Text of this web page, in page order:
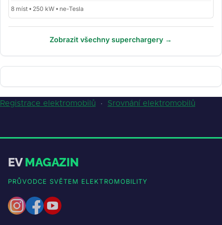
8 míst • 250 kW • ne-Tesla
Zobrazit všechny superchargery →
Registrace elektromobilů · Srovnání elektromobilů
EVMAGAZIN
PRŮVODCE SVĚTEM ELEKTROMOBILITY